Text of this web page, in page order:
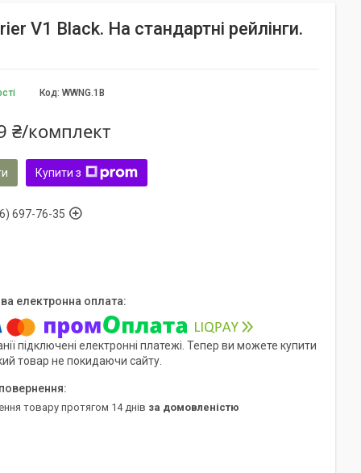
V1 Black. На стандартні рейлінги.
Код: WWNG.1B
₴/комплект
Купити з
697-76-35
підключені електронні платежі. Тепер ви можете купити
товар не покидаючи сайту.
товару протягом 14 днів за домовленістю